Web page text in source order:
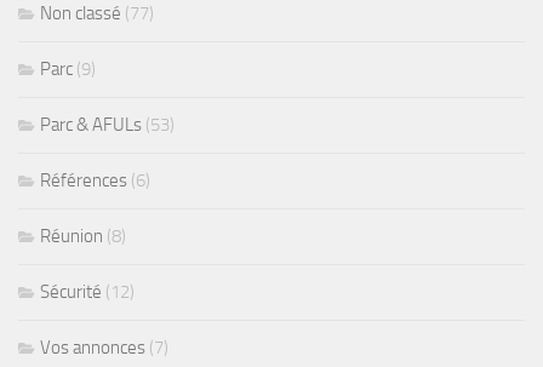
Non classé (77)
Parc (9)
Parc & AFULs (53)
Références (6)
Réunion (8)
Sécurité (12)
Vos annonces (7)